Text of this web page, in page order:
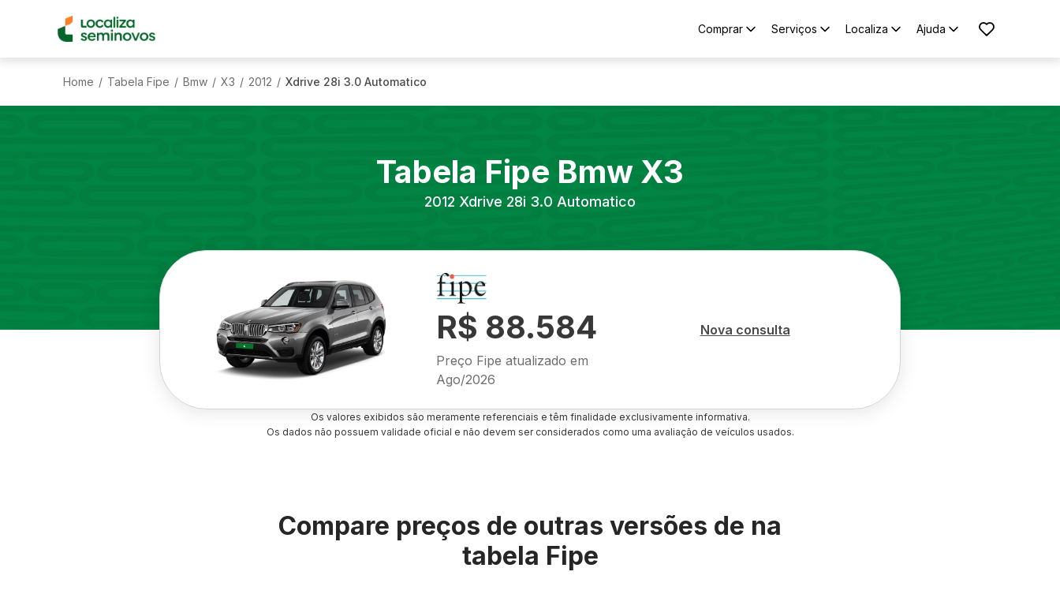
Comprar Serviços Localiza Ajuda
Home / Tabela Fipe / Bmw / X3 / 2012 / Xdrive 28i 3.0 Automatico
Tabela Fipe Bmw X3
2012 Xdrive 28i 3.0 Automatico
R$ 88.584
Preço Fipe atualizado em
Ago/2026
Nova consulta
Os valores exibidos são meramente referenciais e têm finalidade exclusivamente informativa.
Os dados não possuem validade oficial e não devem ser considerados como uma avaliação de veículos usados.
Compare preços de outras versões de na
tabela Fipe